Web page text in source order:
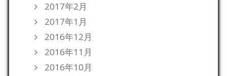
2017年2月
2017年1月
2016年12月
2016年11月
2016年10月